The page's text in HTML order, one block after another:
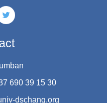
690 39 15 30
dschang.org